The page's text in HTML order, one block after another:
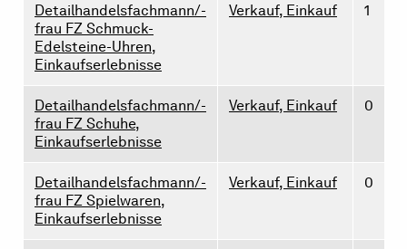
Detailhandelsfachmann/-
frau FZ Schmuck-
Edelsteine-Uhren,
Einkaufserlebnisse
Verkauf, Einkauf 1
Detailhandelsfachmann/-
frau FZ Schuhe,
Einkaufserlebnisse
Verkauf, Einkauf 0
Detailhandelsfachmann/-
frau FZ Spielwaren,
Einkaufserlebnisse
Verkauf, Einkauf 0